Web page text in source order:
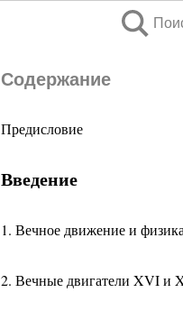
Содержание
Предисловие
Введение
1. Вечное движение и физика
2. Вечные двигатели XVI и